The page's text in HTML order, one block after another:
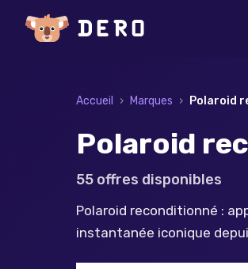
Accueil › Marques › Polaroid
Polaroid
55 offres disponibles
Polaroid reconditionné :
instantanée iconique